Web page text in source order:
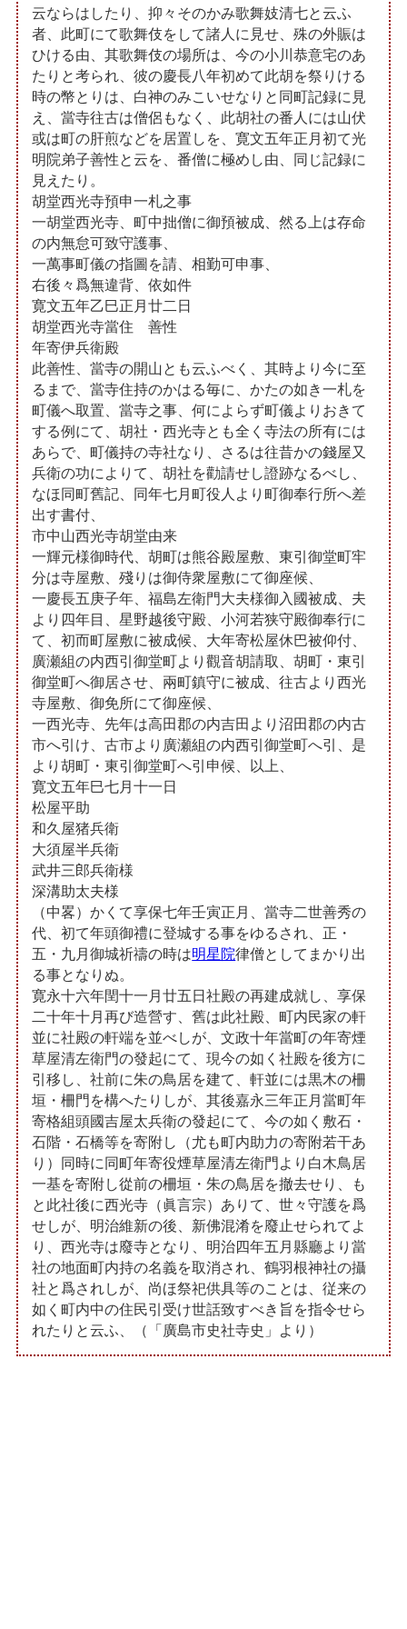
云ならはしたり、抑々そのかみ歌舞妓清七と云ふ
者、此町にて歌舞伎をして諸人に見せ、殊の外賑は
ひける由、其歌舞伎の場所は、今の小川恭意宅のあ
たりと考られ、彼の慶長八年初めて此胡を祭りける
時の幣とりは、白神のみこいせなりと同町記録に見
え、當寺往古は僧侶もなく、此胡社の番人には山伏
或は町の肝煎などを居置しを、寛文五年正月初て光
明院弟子善性と云を、番僧に極めし由、同じ記録に
見えたり。
胡堂西光寺預申一札之事
一胡堂西光寺、町中拙僧に御預被成、然る上は存命
の内無怠可致守護事、
一萬事町儀の指圖を請、相勤可申事、
右後々爲無違背、依如件
寛文五年乙巳正月廿二日
胡堂西光寺當住 善性
年寄伊兵衛殿
此善性、當寺の開山とも云ふべく、其時より今に至
るまで、當寺住持のかはる毎に、かたの如き一札を
町儀へ取置、當寺之事、何によらず町儀よりおきて
する例にて、胡社・西光寺とも全く寺法の所有には
あらで、町儀持の寺社なり、さるは往昔かの錢屋又
兵衛の功によりて、胡社を勸請せし證跡なるべし、
なほ同町舊記、同年七月町役人より町御奉行所へ差
出す書付、
市中山西光寺胡堂由来
一輝元様御時代、胡町は熊谷殿屋敷、東引御堂町牢
分は寺屋敷、殘りは御侍衆屋敷にて御座候、
一慶長五庚子年、福島左衛門大夫様御入國被成、夫
より四年目、星野越後守殿、小河若狭守殿御奉行に
て、初而町屋敷に被成候、大年寄松屋休巴被仰付、
廣瀬組の内西引御堂町より觀音胡請取、胡町・東引
御堂町へ御居させ、兩町鎮守に被成、往古より西光
寺屋敷、御免所にて御座候、
一西光寺、先年は高田郡の内吉田より沼田郡の内古
市へ引け、古市より廣瀬組の内西引御堂町へ引、是
より胡町・東引御堂町へ引申候、以上、
寛文五年巳七月十一日
松屋平助
和久屋猪兵衛
大須屋半兵衛
武井三郎兵衛様
深溝助太夫様
（中畧）かくて享保七年壬寅正月、當寺二世善秀の
代、初て年頭御禮に登城する事をゆるされ、正・
五・九月御城祈禱の時は明星院律僧としてまかり出
る事となりぬ。
寛永十六年閏十一月廿五日社殿の再建成就し、享保
二十年十月再び造營す、舊は此社殿、町内民家の軒
並に社殿の軒端を並べしが、文政十年當町の年寄煙
草屋清左衛門の發起にて、現今の如く社殿を後方に
引移し、社前に朱の鳥居を建て、軒並には黒木の柵
垣・柵門を構へたりしが、其後嘉永三年正月當町年
寄格組頭國吉屋太兵衛の發起にて、今の如く敷石・
石階・石橋等を寄附し（尤も町内助力の寄附若干あ
り）同時に同町年寄役煙草屋清左衛門より白木鳥居
一基を寄附し從前の柵垣・朱の鳥居を撤去せり、も
と此社後に西光寺（眞言宗）ありて、世々守護を爲
せしが、明治維新の後、新佛混淆を廢止せられてよ
り、西光寺は廢寺となり、明治四年五月縣廳より當
社の地面町内持の名義を取消され、鶴羽根神社の攝
社と爲されしが、尚ほ祭祀供具等のことは、従来の
如く町内中の住民引受け世話致すべき旨を指令せら
れたりと云ふ、（「廣島市史社寺史」より）